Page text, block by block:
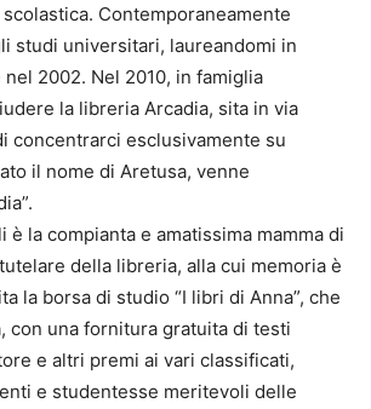
Contemporaneamente
studi universitari, laureandomi in
2002. Nel 2010, in famiglia
la libreria Arcadia, sita in via
concentrarci esclusivamente su
il nome di Aretusa, venne
è la compianta e amatissima mamma di
della libreria, alla cui memoria è
la borsa di studio “I libri di Anna”, che
con una fornitura gratuita di testi
e altri premi ai vari classificati,
e studentesse meritevoli delle